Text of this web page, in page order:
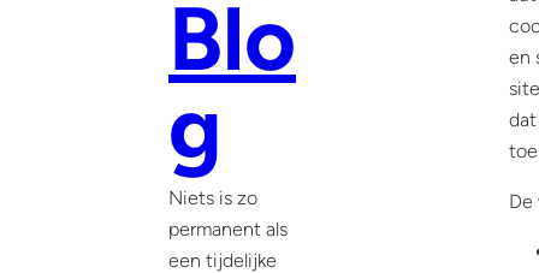
Blo
g
Niets is zo
permanent als
een tijdelijke
en
De